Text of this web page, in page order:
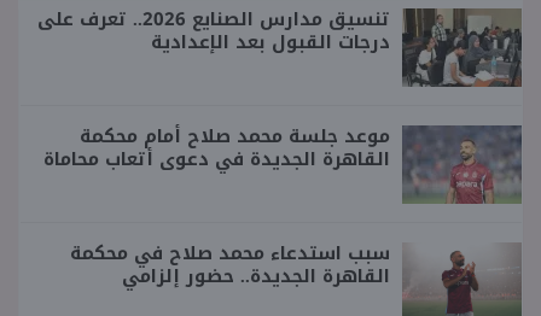
تنسيق مدارس الصنايع 2026.. تعرف على
درجات القبول بعد الإعدادية
موعد جلسة محمد صلاح أمام محكمة
القاهرة الجديدة في دعوى أتعاب محاماة
سبب استدعاء محمد صلاح في محكمة
القاهرة الجديدة.. حضور إلزامي